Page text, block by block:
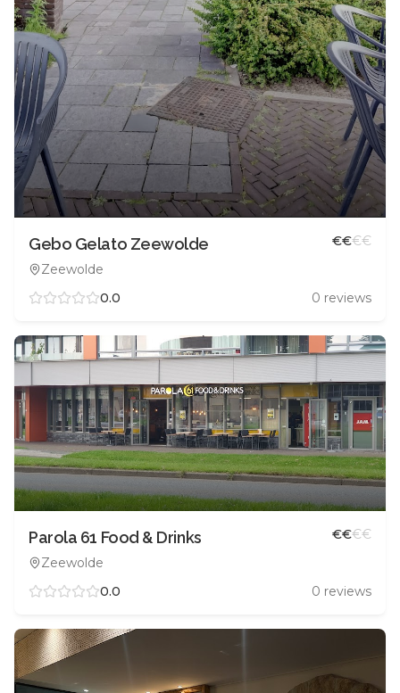
Gebo Gelato Zeewolde
Zeewolde
€€€€
0.0 0 reviews
Parola 61 Food & Drinks
Zeewolde
€€€€
0.0 0 reviews